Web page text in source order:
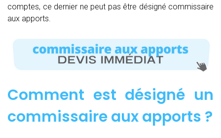
comptes, ce dernier ne peut pas être désigné commissaire
aux apports.
Comment est désigné un
commissaire aux apports ?